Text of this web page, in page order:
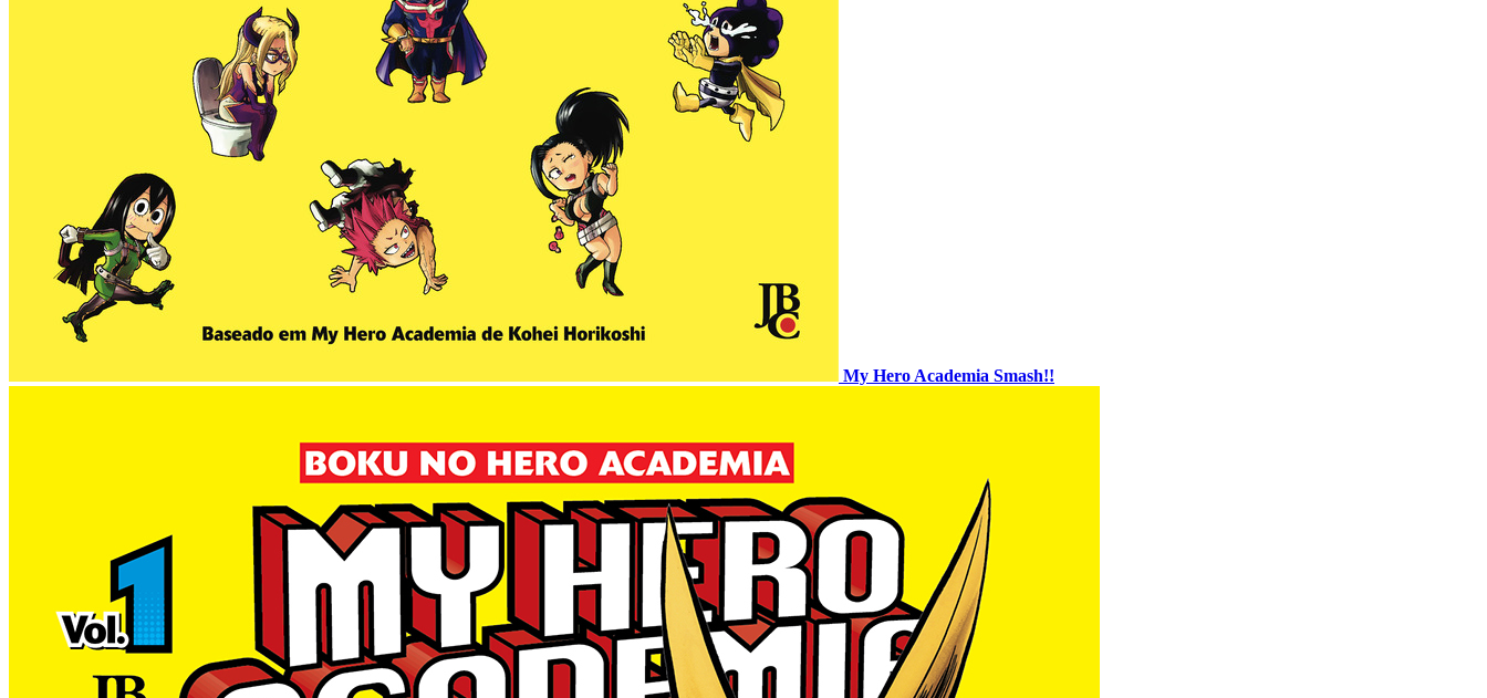
My Hero Academia Smash!!